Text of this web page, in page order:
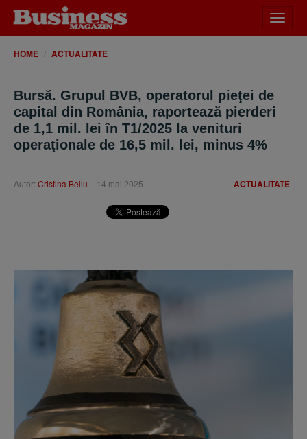
meniu
HOME ACTUALITATE
Bursă. Grupul BVB, operatorul pieţei de
capital din România, raportează pierderi
de 1,1 mil. lei în T1/2025 la venituri
operaţionale de 16,5 mil. lei, minus 4%
ACTUALITATE
Autor: Cristina Bellu 14 mai 2025